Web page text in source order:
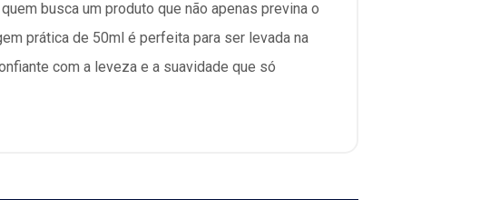
busca um produto que não apenas previna o
prática de 50ml é perfeita para ser levada na
com a leveza e a suavidade que só